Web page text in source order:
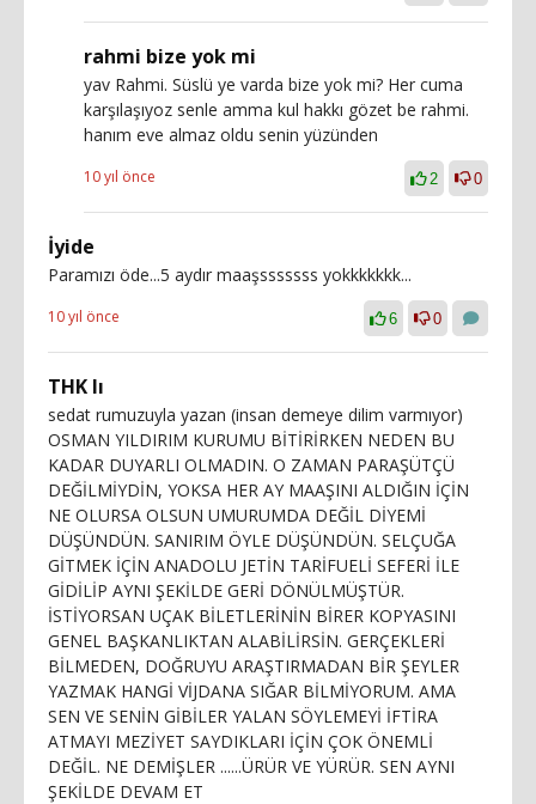
rahmi bize yok mi
yav Rahmi. Süslü ye varda bize yok mi? Her cuma
karşılaşıyoz senle amma kul hakkı gözet be rahmi.
hanım eve almaz oldu senin yüzünden
10 yıl önce 2 0
İyide
Paramızı öde...5 aydır maaşsssssss yokkkkkkk...
10 yıl önce 6 0
THK lı
sedat rumuzuyla yazan (insan demeye dilim varmıyor)
OSMAN YILDIRIM KURUMU BİTİRİRKEN NEDEN BU
KADAR DUYARLI OLMADIN. O ZAMAN PARAŞÜTÇÜ
DEĞİLMİYDİN, YOKSA HER AY MAAŞINI ALDIĞIN İÇİN
NE OLURSA OLSUN UMURUMDA DEĞİL DİYEMİ
DÜŞÜNDÜN. SANIRIM ÖYLE DÜŞÜNDÜN. SELÇUĞA
GİTMEK İÇİN ANADOLU JETİN TARİFUELİ SEFERİ İLE
GİDİLİP AYNI ŞEKİLDE GERİ DÖNÜLMÜŞTÜR.
İSTİYORSAN UÇAK BİLETLERİNİN BİRER KOPYASINI
GENEL BAŞKANLIKTAN ALABİLİRSİN. GERÇEKLERİ
BİLMEDEN, DOĞRUYU ARAŞTIRMADAN BİR ŞEYLER
YAZMAK HANGİ VİJDANA SIĞAR BİLMİYORUM. AMA
SEN VE SENİN GİBİLER YALAN SÖYLEMEYİ İFTİRA
ATMAYI MEZİYET SAYDIKLARI İÇİN ÇOK ÖNEMLİ
DEĞİL. NE DEMİŞLER ......ÜRÜR VE YÜRÜR. SEN AYNI
ŞEKİLDE DEVAM ET